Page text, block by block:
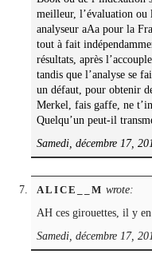
meilleur, l’évaluation ou
analyseur aAa pour la
tout à fait
résultats, après
tandis que l’analyse se
un défaut, pour obtenir
Merkel, fais gaffe, ne
Quelqu’un peut-il
Samedi, décembre 17,
ALICE__M wrote:
AH ces girouettes, il y
Samedi, décembre 17,